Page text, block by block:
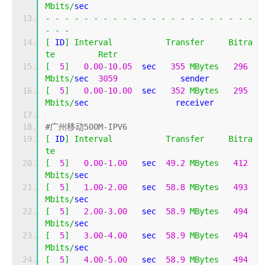
Mbits/sec
-
- - - - - - - - - - - - - - - - - - - -
-
-
-
-
[
ID] Interval Transfer
Bitra
te
Retr
[
5] 0.00-10.05
  sec
355 MBytes
296
Mbits/sec 3059
             sender
[
5] 0.00-10.00
  sec
352 MBytes
295
Mbits/sec                  receiver
#广州移动500M-IPV6
[
ID] Interval Transfer
Bitra
te
[
5] 0.00-1.00
   sec
49.2 MBytes
412
Mbits/sec
[
5] 1.00-2.00
   sec
58.8 MBytes
493
Mbits/sec
[
5] 2.00-3.00
   sec
58.9 MBytes
494
Mbits/sec
[
5] 3.00-4.00
   sec
58.9 MBytes
494
Mbits/sec
[
5] 4.00-5.00
   sec
58.9 MBytes
494